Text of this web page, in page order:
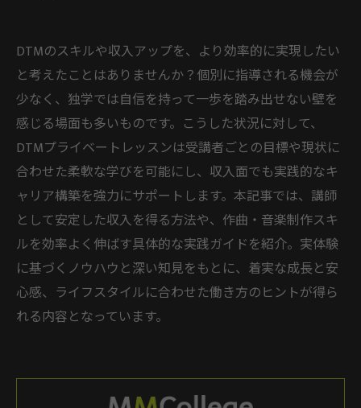
DTMのスキルや収入アップを、より効率的に実現したい
と考えたことはありませんか？個別に指導される機会が
少なく、独学では自信を持って一歩を踏み出せない壁を
感じる場面も多いものです。こうした状況に対して、
DTMプライベートレッスンは受講者ごとの目標や現状に
合わせた柔軟な学びを可能にし、収入面でも実践的なキ
ャリア構築を強力にサポートします。本記事では、講師
として安定した収入を得る方法や、作曲・音楽制作スキ
ルを効率よく伸ばす具体的な実践ガイドを紹介。実体験
に基づくノウハウと深い知見をもとに、着実な成長と安
心感、ライフスタイルに合わせた働き方のヒントが得ら
れる内容となっています。